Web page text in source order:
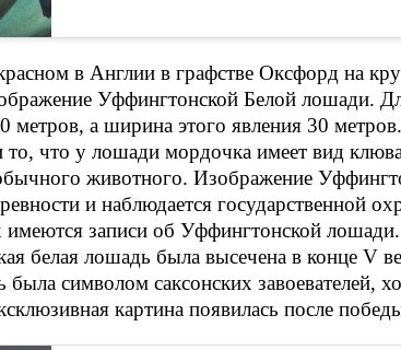
в Англии в графстве Оксфорд на
Уффингтонской Белой лошади.
метров, а ширина этого явления 30
то, что у лошади мордочка имеет вид
животного. Изображение
и наблюдается государственной
имеются записи об Уффингтонской
белая лошадь была высечена в конце V
была символом саксонских завоевателей,
картина появилась после